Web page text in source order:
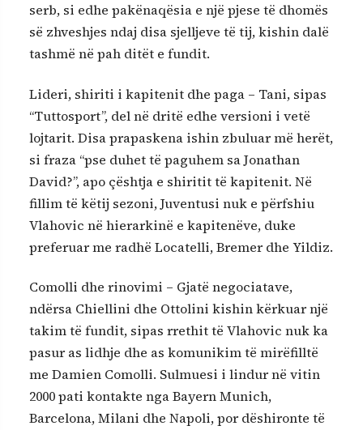
serb, si edhe pakënaqësia e një pjese të dhomës
së zhveshjes ndaj disa sjelljeve të tij, kishin dalë
tashmë në pah ditët e fundit.
Lideri, shiriti i kapitenit dhe paga – Tani, sipas
“Tuttosport”, del në dritë edhe versioni i vetë
lojtarit. Disa prapaskena ishin zbuluar më herët,
si fraza “pse duhet të paguhem sa Jonathan
David?”, apo çështja e shiritit të kapitenit. Në
fillim të këtij sezoni, Juventusi nuk e përfshiu
Vlahovic në hierarkinë e kapitenëve, duke
preferuar me radhë Locatelli, Bremer dhe Yildiz.
Comolli dhe rinovimi – Gjatë negociatave,
ndërsa Chiellini dhe Ottolini kishin kërkuar një
takim të fundit, sipas rrethit të Vlahovic nuk ka
pasur as lidhje dhe as komunikim të mirëfilltë
me Damien Comolli. Sulmuesi i lindur në vitin
2000 pati kontakte nga Bayern Munich,
Barcelona, Milani dhe Napoli, por dëshironte të